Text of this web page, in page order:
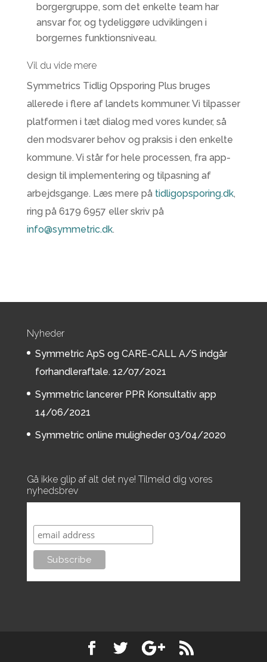
borgergruppe, som det enkelte team har
ansvar for, og tydeliggøre udviklingen i
borgernes funktionsniveau.
Vil du vide mere
Symmetrics Tidlig Opsporing Plus bruges
allerede i flere af landets kommuner. Vi tilpasser
platformen i tæt dialog med vores kunder, så
den modsvarer behov og praksis i den enkelte
kommune. Vi står for hele processen, fra app-
design til implementering og tilpasning af
arbejdsgange. Læs mere på tidligopsporing.dk,
ring på 6179 6957 eller skriv på
info@symmetric.dk.
Nyheder
Symmetric ApS og CARE-CALL A/S indgår
forhandleraftale. 12/07/2021
Symmetric lancerer PPR Konsultativ app
14/06/2021
Symmetric online muligheder 03/04/2020
Gå ikke glip af alt det nye! Tilmeld dig vores
nyhedsbrev